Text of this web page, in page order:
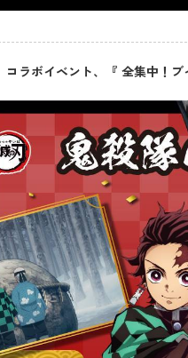
コラボイベント、『 全集中！